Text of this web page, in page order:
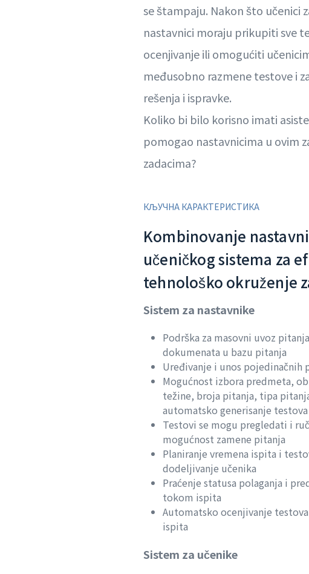
se štampaju. Nakon što učenici
nastavnici moraju prikupiti sve
ocenjivanje ili omogućiti
međusobno razmene testove i
rešenja i ispravke.
Koliko bi bilo korisno imati
pomogao nastavnicima u ovim
zadacima?
КЉУЧНА КАРАКТЕРИСТИКА
Kombinovanje
učeničkog sistema za
tehnološko okruženje
Sistem za nastavnike
Podrška za masovni uvoz
dokumenata u bazu pitanja
Uređivanje i unos pojedinačnih
Mogućnost izbora predmeta,
težine, broja pitanja, tipa
automatsko generisanje testova
Testovi se mogu pregledati i
mogućnost zamene pitanja
Planiranje vremena ispita i
dodeljivanje učenika
Praćenje statusa polaganja i
tokom ispita
Automatsko ocenjivanje
ispita
Sistem za učenike